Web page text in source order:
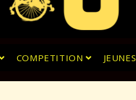
COMPETITION JEUNES